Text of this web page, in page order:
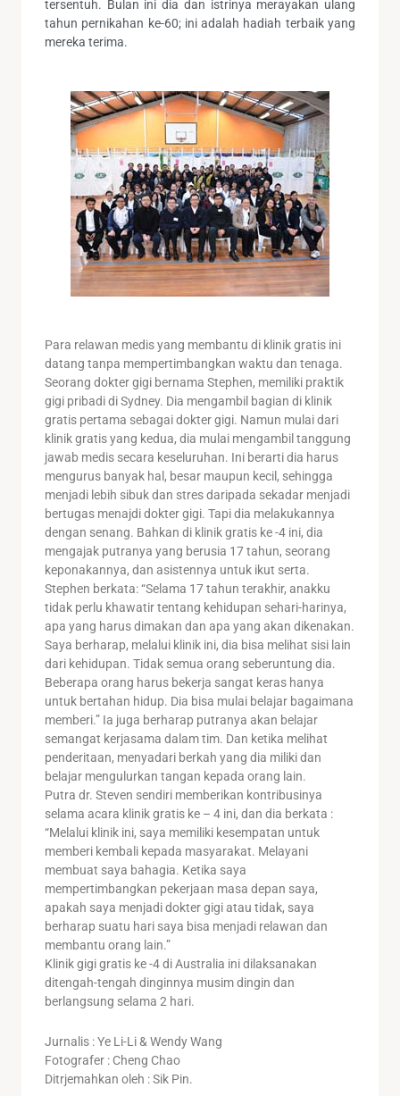
tersentuh. Bulan ini dia dan istrinya merayakan ulang
tahun pernikahan ke-60; ini adalah hadiah terbaik yang
mereka terima.
Para relawan medis yang membantu di klinik gratis ini
datang tanpa mempertimbangkan waktu dan tenaga.
Seorang dokter gigi bernama Stephen, memiliki praktik
gigi pribadi di Sydney. Dia mengambil bagian di klinik
gratis pertama sebagai dokter gigi. Namun mulai dari
klinik gratis yang kedua, dia mulai mengambil tanggung
jawab medis secara keseluruhan. Ini berarti dia harus
mengurus banyak hal, besar maupun kecil, sehingga
menjadi lebih sibuk dan stres daripada sekadar menjadi
bertugas menajdi dokter gigi. Tapi dia melakukannya
dengan senang. Bahkan di klinik gratis ke -4 ini, dia
mengajak putranya yang berusia 17 tahun, seorang
keponakannya, dan asistennya untuk ikut serta.
Stephen berkata: “Selama 17 tahun terakhir, anakku
tidak perlu khawatir tentang kehidupan sehari-harinya,
apa yang harus dimakan dan apa yang akan dikenakan.
Saya berharap, melalui klinik ini, dia bisa melihat sisi lain
dari kehidupan. Tidak semua orang seberuntung dia.
Beberapa orang harus bekerja sangat keras hanya
untuk bertahan hidup. Dia bisa mulai belajar bagaimana
memberi.” Ia juga berharap putranya akan belajar
semangat kerjasama dalam tim. Dan ketika melihat
penderitaan, menyadari berkah yang dia miliki dan
belajar mengulurkan tangan kepada orang lain.
Putra dr. Steven sendiri memberikan kontribusinya
selama acara klinik gratis ke – 4 ini, dan dia berkata :
“Melalui klinik ini, saya memiliki kesempatan untuk
memberi kembali kepada masyarakat. Melayani
membuat saya bahagia. Ketika saya
mempertimbangkan pekerjaan masa depan saya,
apakah saya menjadi dokter gigi atau tidak, saya
berharap suatu hari saya bisa menjadi relawan dan
membantu orang lain.”
Klinik gigi gratis ke -4 di Australia ini dilaksanakan
ditengah-tengah dinginnya musim dingin dan
berlangsung selama 2 hari.
Jurnalis : Ye Li-Li & Wendy Wang
Fotografer : Cheng Chao
Ditrjemahkan oleh : Sik Pin.